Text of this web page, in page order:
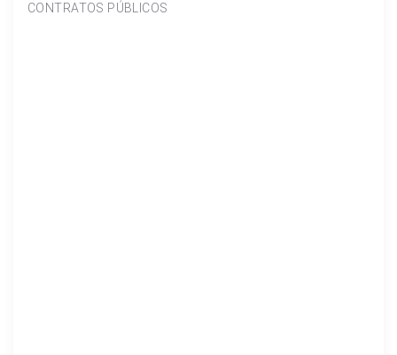
CONTRATOS PÚBLICOS